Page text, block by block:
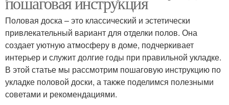
Половая доска – это классический и эстетически
привлекательный вариант для отделки полов. Она
создает уютную атмосферу в доме, подчеркивает
интерьер и служит долгие годы при правильной укладке.
В этой статье мы рассмотрим пошаговую инструкцию по
укладке половой доски, а также поделимся полезными
советами и рекомендациями.